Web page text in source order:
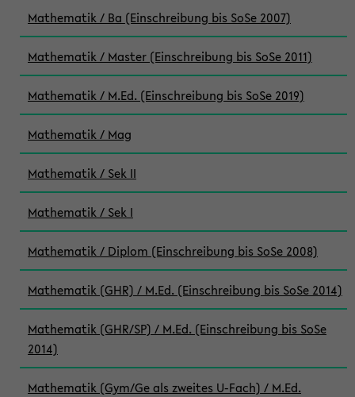
Mathematik / Ba (Einschreibung bis SoSe 2007)
Mathematik / Master (Einschreibung bis SoSe 2011)
Mathematik / M.Ed. (Einschreibung bis SoSe 2019)
Mathematik / Mag
Mathematik / Sek II
Mathematik / Sek I
Mathematik / Diplom (Einschreibung bis SoSe 2008)
Mathematik (GHR) / M.Ed. (Einschreibung bis SoSe 2014)
Mathematik (GHR/SP) / M.Ed. (Einschreibung bis SoSe
2014)
Mathematik (Gym/Ge als zweites U-Fach) / M.Ed.